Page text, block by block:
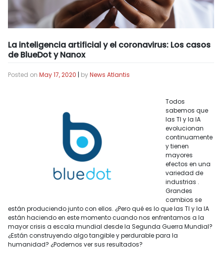
La inteligencia artificial y el coronavirus: Los casos
de BlueDot y Nanox
Posted on May 17, 2020 | byNews Atlantis
Todos
sabemos que
las TI y la IA
evolucionan
continuamente
y tienen
mayores
efectos en una
variedad de
industrias .
Grandes
cambios se
están produciendo junto con ellos. ¿Pero qué es lo que las TI y la IA
están haciendo en este momento cuando nos enfrentamos a la
mayor crisis a escala mundial desde la Segunda Guerra Mundial?
¿Están construyendo algo tangible y perdurable para la
humanidad? ¿Podemos ver sus resultados?